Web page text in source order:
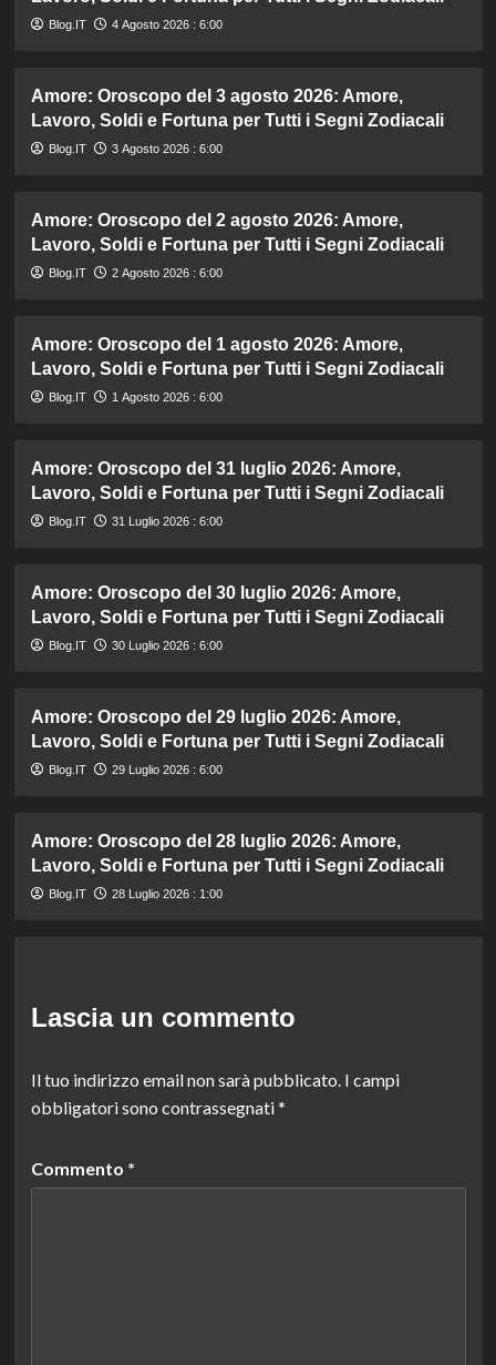
Blog.IT 4 Agosto 2026 : 6:00
Amore: Oroscopo del 3 agosto 2026: Amore,
Lavoro, Soldi e Fortuna per Tutti i Segni Zodiacali
Blog.IT 3 Agosto 2026 : 6:00
Amore: Oroscopo del 2 agosto 2026: Amore,
Lavoro, Soldi e Fortuna per Tutti i Segni Zodiacali
Blog.IT 2 Agosto 2026 : 6:00
Amore: Oroscopo del 1 agosto 2026: Amore,
Lavoro, Soldi e Fortuna per Tutti i Segni Zodiacali
Blog.IT 1 Agosto 2026 : 6:00
Amore: Oroscopo del 31 luglio 2026: Amore,
Lavoro, Soldi e Fortuna per Tutti i Segni Zodiacali
Blog.IT 31 Luglio 2026 : 6:00
Amore: Oroscopo del 30 luglio 2026: Amore,
Lavoro, Soldi e Fortuna per Tutti i Segni Zodiacali
Blog.IT 30 Luglio 2026 : 6:00
Amore: Oroscopo del 29 luglio 2026: Amore,
Lavoro, Soldi e Fortuna per Tutti i Segni Zodiacali
Blog.IT 29 Luglio 2026 : 6:00
Amore: Oroscopo del 28 luglio 2026: Amore,
Lavoro, Soldi e Fortuna per Tutti i Segni Zodiacali
Blog.IT 28 Luglio 2026 : 1:00
Lascia un commento
Il tuo indirizzo email non sarà pubblicato. I campi
obbligatori sono contrassegnati*
Commento *